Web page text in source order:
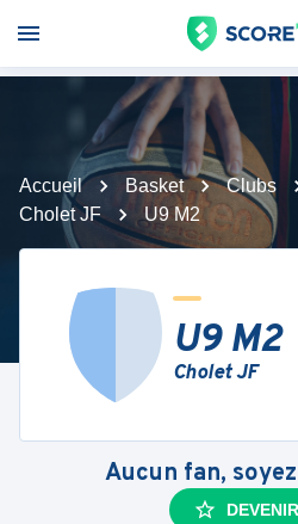
Accueil Basket Clubs
Cholet JF
U9 M2
U9 M2
Cholet JF
Aucun fan,